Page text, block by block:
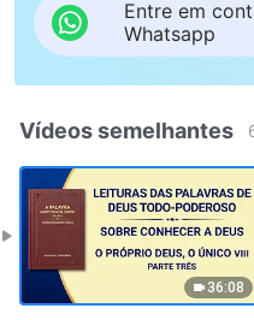
Entre em
Whatsapp
Vídeos semelhantes
36:08